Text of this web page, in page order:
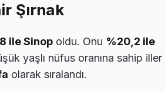
Şırnak
ile Sinop oldu. Onu %20,2 ile
yaşlı nüfus oranına sahip iller
olarak sıralandı.